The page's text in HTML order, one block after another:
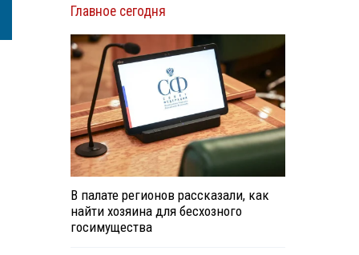
Главное сегодня
В палате регионов рассказали, как
найти хозяина для бесхозного
госимущества